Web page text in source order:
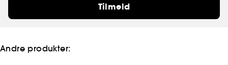
Tilmeld
Andre produkter: